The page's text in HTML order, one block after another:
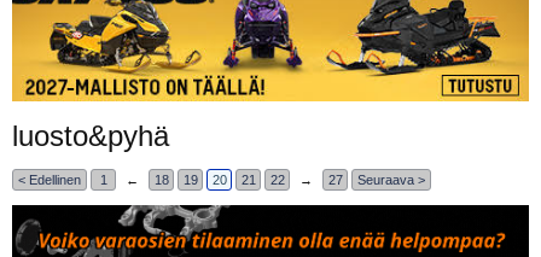
luosto&pyhä
< Edellinen 1 ← 18 19 20 21 22 → 27 Seuraava >